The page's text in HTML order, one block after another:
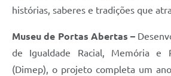
histórias, saberes e tradições que
Museu de Portas Abertas –
de Igualdade Racial, Memória e
(Dimep), o projeto completa um